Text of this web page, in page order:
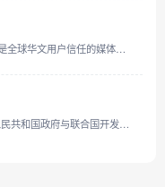
中国版首页 -《联合早报》是全球华文用户信任的媒体，每天即时为你提供新加坡、中国、亚洲与全球新闻与评论。掌握全球趋势，尽在联合早报网。
中国国际减贫中心是中华人民共和国政府与联合国开发计划署等国际组织共同发起、资助并组建的，以创新扶贫理论、促进政策转换、增强国际互动、推动南南合作为宗旨的国际机构。